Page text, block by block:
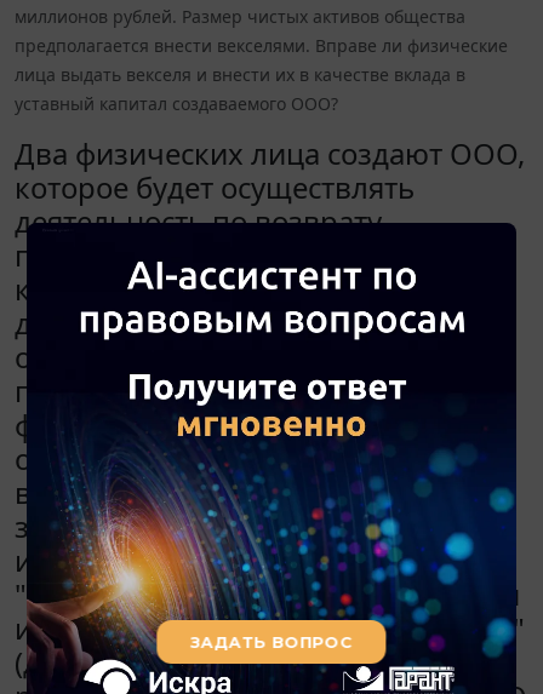
миллионов рублей. Размер чистых активов общества
предполагается внести векселями. Вправе ли физические
лица выдать векселя и внести их в качестве вклада в
уставный капитал создаваемого ООО?
Два физических лица создают ООО,
которое будет осуществлять
деятельность по возврату
просроченной задолженности в
качестве основного вида
деятельности (Федеральный закон
от 03.07.2016 N 230-ФЗ "О защите
прав и законных интересов
физических лиц при
осуществлении деятельности по
возврату просроченной
задолженности и о внесении
изменений в Федеральный закон
"О микрофинансовой деятельности
и микрофинансовых организациях"
(далее - Закон N 230-ФЗ)). Доли